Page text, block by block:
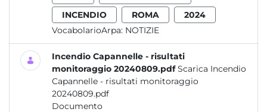
INCENDIO
ROMA
2024
VocabolarioArpa: NOTIZIE
Incendio Capannelle - risultati
monitoraggio 20240809.pdf Scarica Incendio
Capannelle - risultati monitoraggio
20240809.pdf
Documento